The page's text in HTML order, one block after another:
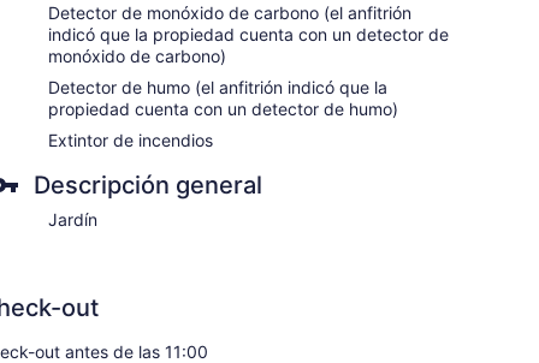
Detector de monóxido de carbono (el anfitrión
indicó que la propiedad cuenta con un detector de
monóxido de carbono)
Detector de humo (el anfitrión indicó que la
propiedad cuenta con un detector de humo)
Extintor de incendios
Descripción general
Jardín
out
out antes de las 11:00